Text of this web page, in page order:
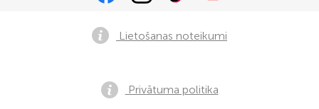
Lietošanas noteikumi
Privātuma politika